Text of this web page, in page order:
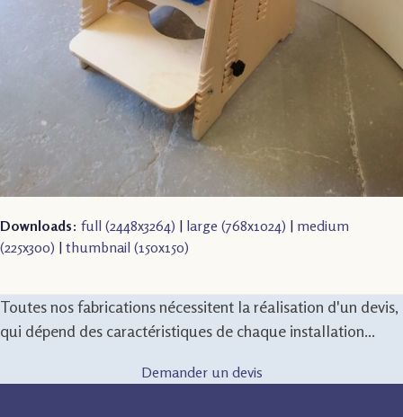
Downloads: full (2448x3264) | large (768x1024) | medium
(225x300) | thumbnail (150x150)
Toutes nos fabrications nécessitent la réalisation d'un devis,
qui dépend des caractéristiques de chaque installation...
Demander un devis